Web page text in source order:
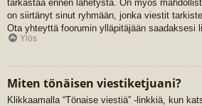
tarkastaa ennen lähetystä. On myös
on siirtänyt sinut ryhmään, jonka viestit
Ota yhteyttä foorumin ylläpitäjään saadaksesi
Ylös
Miten tönäisen viestiketjuani?
Klikkaamalla “Tönaise viestiä” -linkkiä, kun